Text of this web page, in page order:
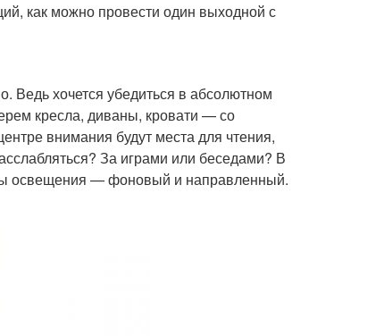
как можно провести один выходной с
Ведь хочется убедиться в абсолютном
кресла, диваны, кровати — со
внимания будут места для чтения,
За играми или беседами? В
освещения — фоновый и направленный.